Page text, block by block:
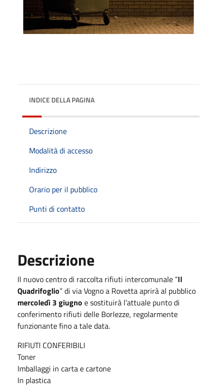
INDICE DELLA PAGINA
Descrizione
Modalità di accesso
Indirizzo
Orario per il pubblico
Punti di contatto
Descrizione
Il nuovo centro di raccolta rifiuti intercomunale “Il
Quadrifoglio” di via Vogno a Rovetta aprirà al pubblico
mercoledì 3 giugno e sostituirà l’attuale punto di
conferimento rifiuti delle Borlezze, regolarmente
funzionante fino a tale data.
RIFIUTI CONFERIBILI
Toner
Imballaggi in carta e cartone
In plastica